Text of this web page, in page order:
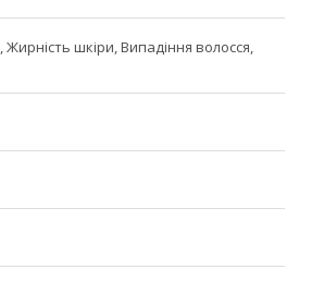
шкіри, Випадіння волосся,